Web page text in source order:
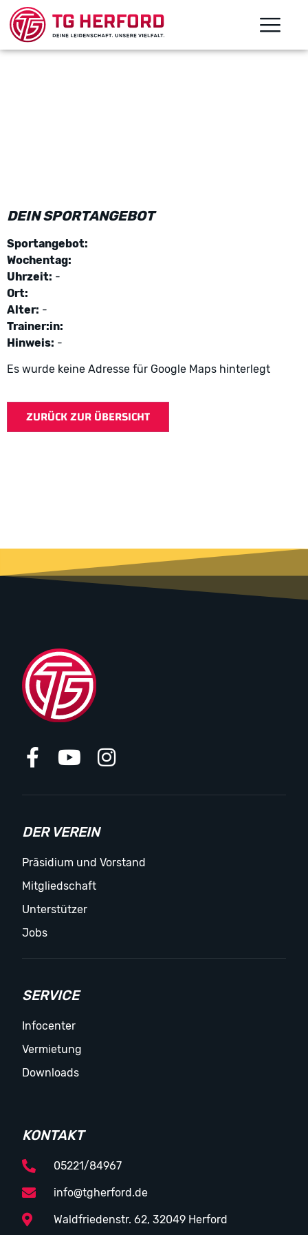
DEIN SPORTANGEBOT
Sportangebot:
Wochentag:
Uhrzeit: -
Ort:
Alter: -
Trainer:in:
Hinweis: -
Es wurde keine Adresse für Google Maps hinterlegt
DER VEREIN
Präsidium und Vorstand
Mitgliedschaft
Unterstützer
Jobs
SERVICE
Infocenter
Vermietung
Downloads
KONTAKT
05221/84967
info@tgherford.de
Waldfriedenstr. 62, 32049 Herford